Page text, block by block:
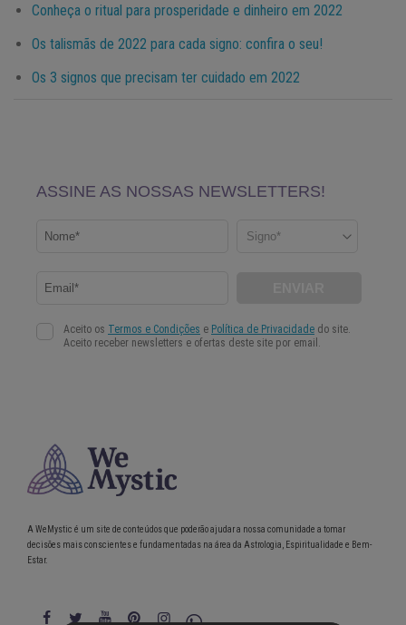
Conheça o ritual para prosperidade e dinheiro em 2022
Os talismãs de 2022 para cada signo: confira o seu!
Os 3 signos que precisam ter cuidado em 2022
A WeMystic é um site de conteúdos que poderão ajudar a nossa comunidade a tomar
decisões mais conscientes e fundamentadas na área da Astrologia, Espiritualidade e Bem-
Estar.